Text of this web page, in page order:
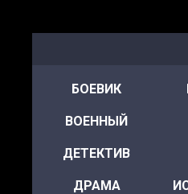
БОЕВИК
ВОЕННЫЙ
ДЕТЕКТИВ
ДРАМА